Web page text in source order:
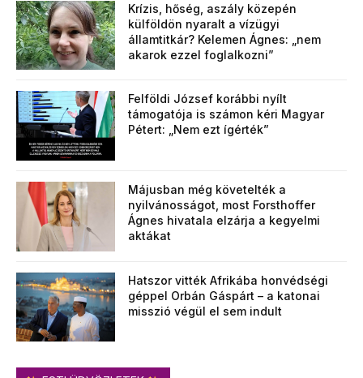
Krízis, hőség, aszály közepén
külföldön nyaralt a vízügyi
államtitkár? Kelemen Ágnes: „nem
akarok ezzel foglalkozni”
Felföldi József korábbi nyílt
támogatója is számon kéri Magyar
Pétert: „Nem ezt ígérték”
Májusban még követelték a
nyilvánosságot, most Forsthoffer
Ágnes hivatala elzárja a kegyelmi
aktákat
Hatszor vitték Afrikába honvédségi
géppel Orbán Gáspárt – a katonai
misszió végül el sem indult